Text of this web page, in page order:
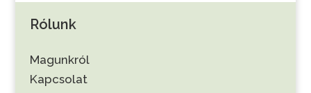
Rólunk
Magunkról
Kapcsolat